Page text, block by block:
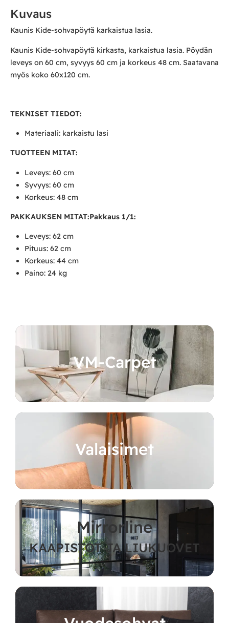
Kuvaus
Kaunis Kide-sohvapöytä karkaistua lasia.
Kaunis Kide-sohvapöytä kirkasta, karkaistua lasia. Pöydän
leveys on 60 cm, syvyys 60 cm ja korkeus 48 cm. Saatavana
myös koko 60x120 cm.
TEKNISET TIEDOT:
Materiaali: karkaistu lasi
TUOTTEEN MITAT:
Leveys: 60 cm
Syvyys: 60 cm
Korkeus: 48 cm
PAKKAUKSEN MITAT:Pakkaus 1/1:
Leveys: 62 cm
Pituus: 62 cm
Korkeus: 44 cm
Paino: 24 kg
VM-Carpet
Valaisimet
Mirrorline
KAAPISTOT JA LIUKUOVET